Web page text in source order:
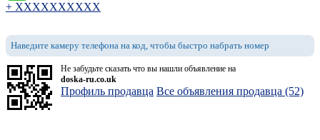
+ XXXXXXXXXX
Наведите камеру телефона на код, чтобы быстро набрать номер
Не забудьте сказать что вы нашли объявление на
doska-ru.co.uk
Профиль продавца Все объявления продавца (52)